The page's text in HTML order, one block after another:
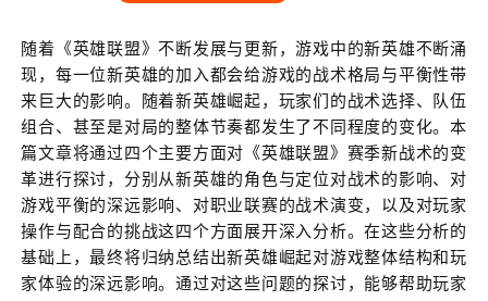
随着《英雄联盟》不断发展与更新，游戏中的新英雄不断涌
现，每一位新英雄的加入都会给游戏的战术格局与平衡性带
来巨大的影响。随着新英雄崛起，玩家们的战术选择、队伍
组合、甚至是对局的整体节奏都发生了不同程度的变化。本
篇文章将通过四个主要方面对《英雄联盟》赛季新战术的变
革进行探讨，分别从新英雄的角色与定位对战术的影响、对
游戏平衡的深远影响、对职业联赛的战术演变，以及对玩家
操作与配合的挑战这四个方面展开深入分析。在这些分析的
基础上，最终将归纳总结出新英雄崛起对游戏整体结构和玩
家体验的深远影响。通过对这些问题的探讨，能够帮助玩家